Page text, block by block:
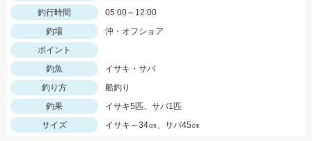
釣行時間
05:00～12:00
釣場
沖・オフショア
ポイント
釣魚
イサキ・サバ
釣り方
船釣り
釣果
イサキ5匹、サバ1匹
サイズ
イサキ～34㎝、サバ45㎝